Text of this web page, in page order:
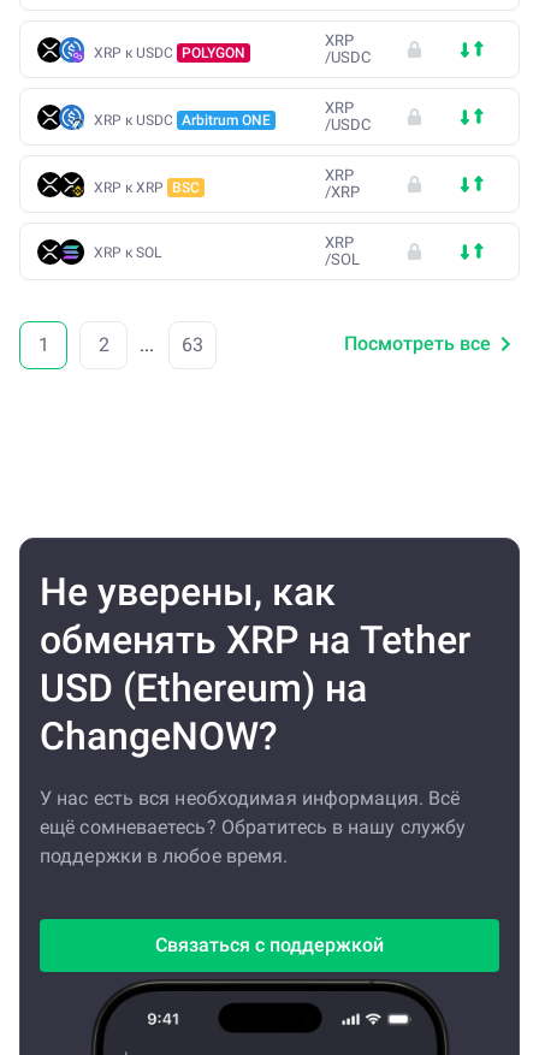
XRP к USDC POLYGON
XRP
/USDC
XRP к USDC Arbitrum ONE
XRP
/USDC
XRP к XRP BSC
XRP
/XRP
XRP к SOL
XRP
/SOL
1 2 ... 63 Посмотреть все
Не уверены, как
обменять XRP на Tether
USD (Ethereum) на
ChangeNOW?
У нас есть вся необходимая информация. Всё
ещё сомневаетесь? Обратитесь в нашу службу
поддержки в любое время.
Связаться с поддержкой